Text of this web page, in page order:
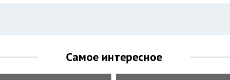
Самое интересное